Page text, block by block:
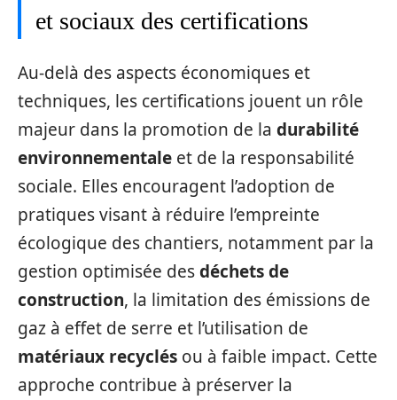
et sociaux des certifications
Au-delà des aspects économiques et
techniques, les certifications jouent un rôle
majeur dans la promotion de la durabilité
environnementale et de la responsabilité
sociale. Elles encouragent l’adoption de
pratiques visant à réduire l’empreinte
écologique des chantiers, notamment par la
gestion optimisée desdéchets de
construction, la limitation des émissions de
gaz à effet de serre et l’utilisation de
matériaux recyclés ou à faible impact. Cette
approche contribue à préserver la